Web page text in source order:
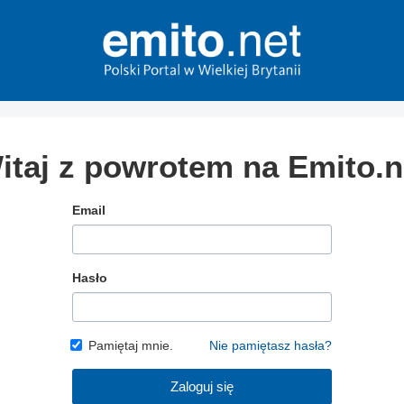
z powrotem na
Email
Hasło
Pamiętaj mnie. Nie pamiętasz hasła?
Zaloguj się